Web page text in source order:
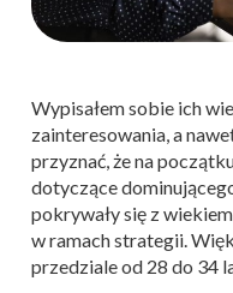
Wypisałem sobie ich
zainteresowania, a
przyznać, że na
dotyczące
pokrywały się z
w ramach strategii.
przedziale od 28 do 34